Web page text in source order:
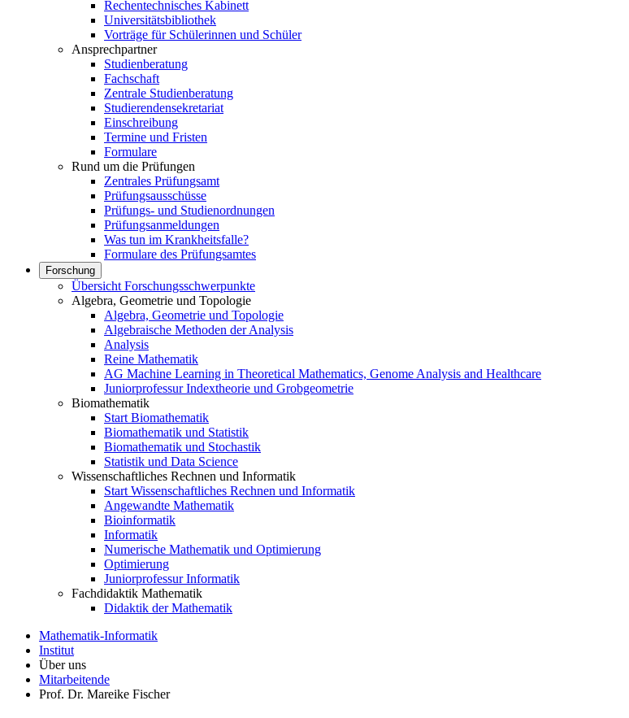
Rechentechnisches Kabinett
Universitätsbibliothek
Vorträge für Schülerinnen und Schüler
Ansprechpartner
Studienberatung
Fachschaft
Zentrale Studienberatung
Studierendensekretariat
Einschreibung
Termine und Fristen
Formulare
Rund um die Prüfungen
Zentrales Prüfungsamt
Prüfungsausschüsse
Prüfungs- und Studienordnungen
Prüfungsanmeldungen
Was tun im Krankheitsfalle?
Formulare des Prüfungsamtes
Forschung
Übersicht Forschungsschwerpunkte
Algebra, Geometrie und Topologie
Algebra, Geometrie und Topologie
Algebraische Methoden der Analysis
Analysis
Reine Mathematik
AG Machine Learning in Theoretical Mathematics, Genome Analysis and Healthcare
Juniorprofessur Indextheorie und Grobgeometrie
Biomathematik
Start Biomathematik
Biomathematik und Statistik
Biomathematik und Stochastik
Statistik und Data Science
Wissenschaftliches Rechnen und Informatik
Start Wissenschaftliches Rechnen und Informatik
Angewandte Mathematik
Bioinformatik
Informatik
Numerische Mathematik und Optimierung
Optimierung
Juniorprofessur Informatik
Fachdidaktik Mathematik
Didaktik der Mathematik
Mathematik-Informatik
Institut
Über uns
Mitarbeitende
Prof. Dr. Mareike Fischer